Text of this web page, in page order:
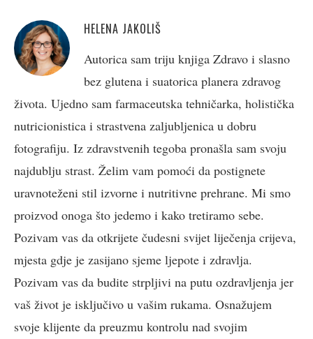
HELENA JAKOLIŠ
Autorica sam triju knjiga Zdravo i slasno
bez glutena i suatorica planera zdravog
života. Ujedno sam farmaceutska tehničarka, holistička
nutricionistica i strastvena zaljubljenica u dobru
fotografiju. Iz zdravstvenih tegoba pronašla sam svoju
najdublju strast. Želim vam pomoći da postignete
uravnoteženi stil izvorne i nutritivne prehrane. Mi smo
proizvod onoga što jedemo i kako tretiramo sebe.
Pozivam vas da otkrijete čudesni svijet liječenja crijeva,
mjesta gdje je zasijano sjeme ljepote i zdravlja.
Pozivam vas da budite strpljivi na putu ozdravljenja jer
vaš život je isključivo u vašim rukama. Osnažujem
svoje klijente da preuzmu kontrolu nad svojim